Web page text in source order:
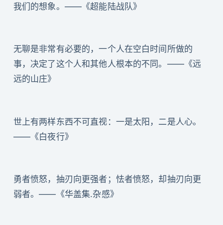
我们的想象。——《超能陆战队》
无聊是非常有必要的，一个人在空白时间所做的
事，决定了这个人和其他人根本的不同。——《远
远的山庄》
世上有两样东西不可直视：一是太阳，二是人心。
——《白夜行》
勇者愤怒，抽刃向更强者；怯者愤怒，却抽刃向更
弱者。——《华盖集.杂感》